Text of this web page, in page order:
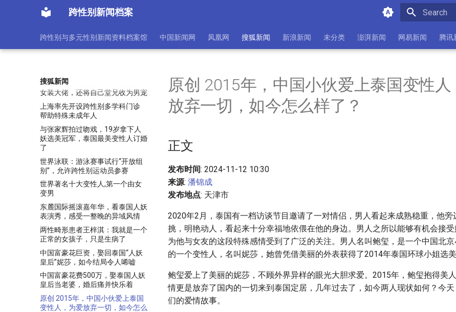
跨性别新闻档案
跨性别与多元性别新闻资料档案馆 中国新闻网 凤凰网 搜狐新闻 新浪新闻 未分类 澎湃新闻 网易新闻 腾讯
搜狐新闻
尽？
锋、跨性别音乐人苏菲去世
三国时期的奇葩皇帝，不仅是一个
女装大佬，还将自己堂兄收为男宠
上海率先开设跨性别多学科门诊
帮助特殊未成年人
与张家辉拍过吻戏，19岁拿下人
妖选美冠军，泰国最美变性人订婚
了
世界泳联：游泳赛事试行“开放组
别”，允许跨性别运动员参赛
世界著名十大变性人,第一个由女
变男
东麓国际摇滚嘉年华，看泰国人妖
表演秀，感受一整晚的异域风情
两性畸形患者王梓淇：我就是一个
正常的女孩子，只是生病了
中国富豪花巨资，娶回泰国“人妖
皇后”妮莎，如今结局令人唏嘘
中国富豪花费500万，娶泰国人妖
皇后当老婆，婚后痛并快乐着
原创 2015年，中国小伙爱上泰国
变性人，为爱放弃一切，如今怎么
原创 2015年，中国小伙爱上泰国变性人
放弃一切，如今怎么样了？
正文
发布时间: 2024-11-12 10:30
来源: 潘锦成
发布地点: 天津市
2020年2月，泰国有一档访谈节目邀请了一对情侣，男人看起来成熟稳重，他旁
挑，明艳动人，看起来十分幸福地依偎在他的身边。男人之所以能够有机会接
为他与女友的这段特殊感情受到了广泛的关注。男人名叫鲍玺，是一个中国北
的一个变性人，名叫妮莎，她曾凭借美丽的外表获得了2014年泰国环球小姐选美
鲍玺爱上了美丽的妮莎，不顾外界异样的眼光大胆求爱。2015年，鲍玺抱得美
情更是放弃了国内的一切来到泰国定居，几年过去了，如今两人现状如何？今
们的爱情故事。